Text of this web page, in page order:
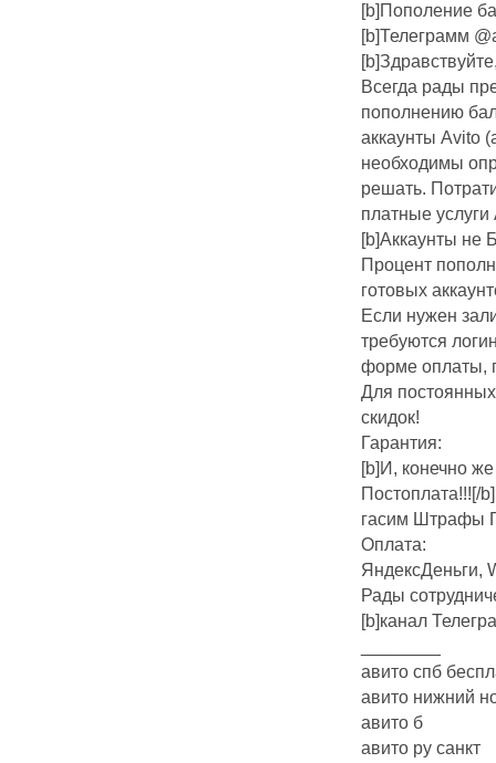
[b]Пополение
[b]Телеграмм
Всегда рады
пополнению
аккаунты Avito
необходимы
решать.
платные
[b]Аккаунты не
Процент
готовых
Если нужен
требуются
форме оплаты,
Для
скидок!
Гарантия:
[b]И, конечно
Постоплата!!![/
гасим Штрафы
Оплата:
ЯндексДеньги,
Рады
[b]канал
авито спб
авито нижний
авито б
авито ру санкт